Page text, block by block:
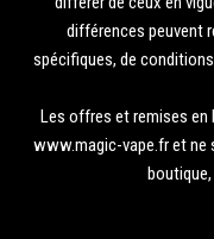
différences peuvent
spécifiques, de
Les offres et remises en
www.magic-vape.fr et ne